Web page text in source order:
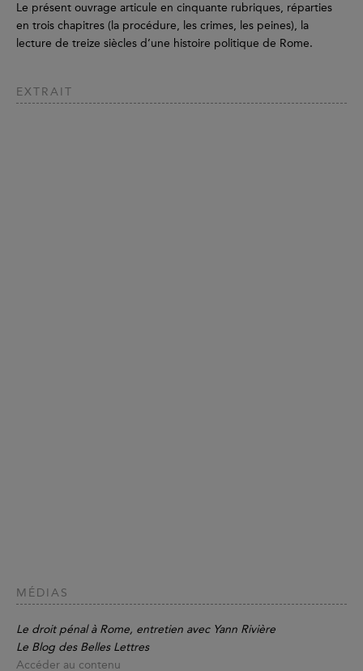
Le présent ouvrage articule en cinquante rubriques, réparties
en trois chapitres (la procédure, les crimes, les peines), la
lecture de treize siècles d’une histoire politique de Rome.
EXTRAIT
MÉDIAS
Le droit pénal à Rome, entretien avec Yann Rivière
Le Blog des Belles Lettres
Accéder au contenu